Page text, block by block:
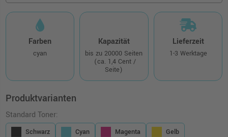
Farben
cyan
Kapazität
bis zu 20000 Seiten
(ca. 1,4 Cent /
Seite)
Lieferzeit
1-3 Werktage
Produktvarianten
Standard Toner:
Schwarz Cyan Magenta Gelb